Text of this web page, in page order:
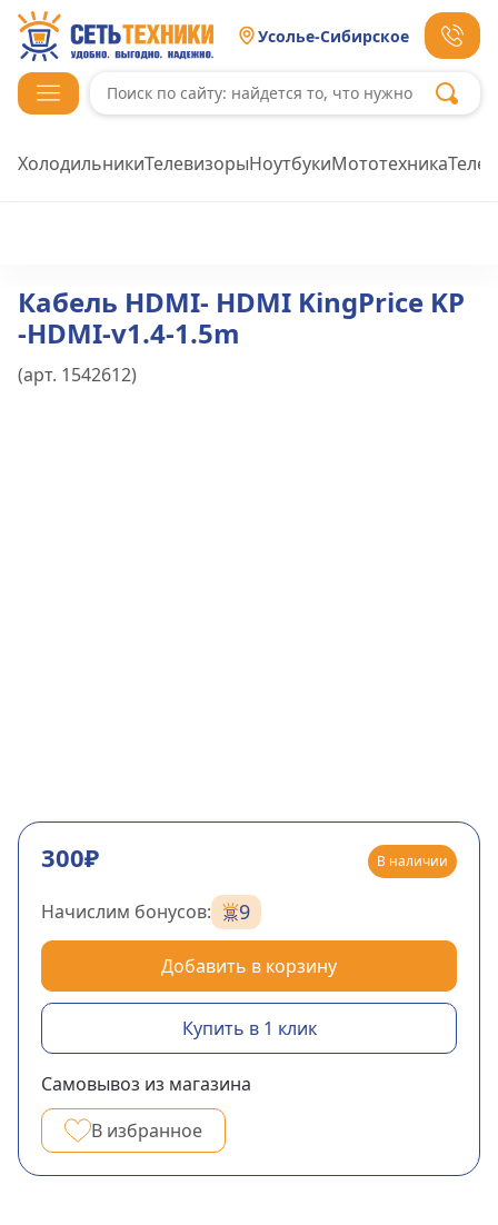
Усолье-Сибирское
ХолодильникиТелевизорыНоутбукиМототехника
Кабель HDMI- HDMI KingPrice KP
-HDMI-v1.4-1.5m
(арт. 1542612)
300₽ В наличии
Начислим бонусов: 9
Добавить в корзину
Купить в 1 клик
Самовывоз из магазина
В избранное